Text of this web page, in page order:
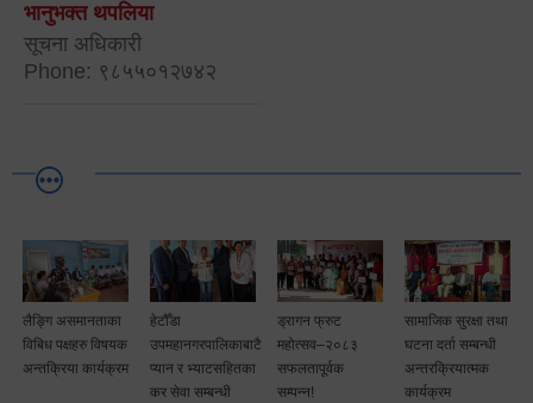
भानुभक्त थपलिया
सूचना अधिकारी
Phone: ९८५५०१२७४२
लैङ्गि असमानताका
विबिध पक्षहरु विषयक
अन्तक्रिया कार्यक्रम
हेटौँडा
उपमहानगरपालिकाबाटै
प्यान र भ्याटसहितका
कर सेवा सम्बन्धी
ड्रागन फ्रुट
महोत्सव–२०८३
सफलतापूर्वक
सम्पन्न!
सामाजिक सुरक्षा तथा
घटना दर्ता सम्बन्धी
अन्तरक्रियात्मक
कार्यक्रम